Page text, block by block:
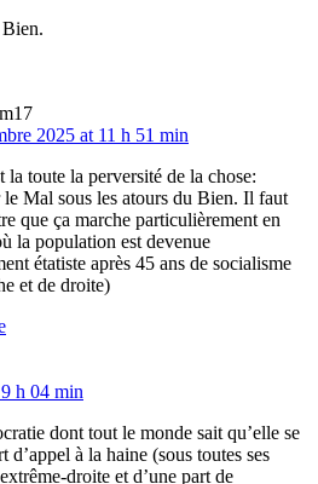
2025 at 11 h 51 min
la toute la perversité de la chose:
le Mal sous les atours du Bien. Il faut
que ça marche particulièrement en
la population est devenue
étatiste après 45 ans de socialisme
et de droite)
h 04 min
dont tout le monde sait qu’elle se
d’appel à la haine (sous toutes ses
droite et d’une part de